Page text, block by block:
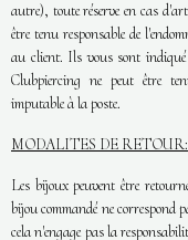
autre), toute réserve en cas
être tenu responsable de
au client. Ils vous sont indiqué
Clubpiercing ne peut être
imputable à la poste.
MODALITES DE RETOUR:
Les bijoux peuvent être
bijou commandé ne correspond
cela n'engage pas la